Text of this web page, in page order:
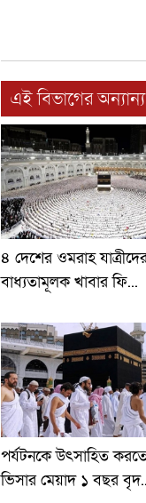
এই বিভাগের
৪ দেশের ওমরাহ
বাধ্যতামূলক খাবার ফি...
পর্যটনকে উৎসাহিত
ভিসার মেয়াদ ১ বছর